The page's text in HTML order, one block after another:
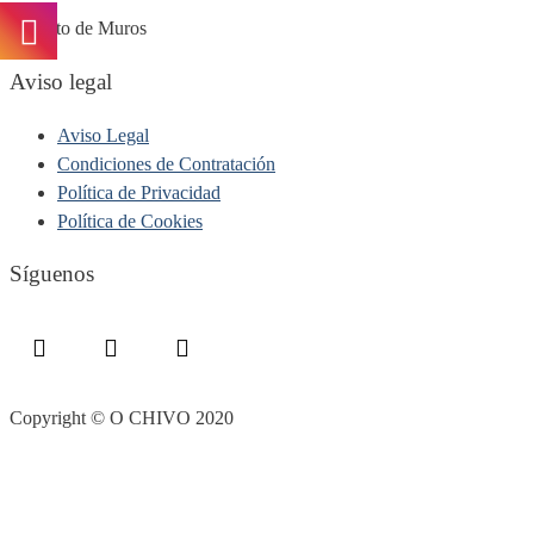
Puerto de Muros
Aviso legal
Aviso Legal
Condiciones de Contratación
Política de Privacidad
Política de Cookies
Síguenos
Copyright © O CHIVO 2020